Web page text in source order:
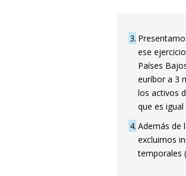
3
ese
Países
euríbor a 3
los activos
que es
4 Además de
excluimos
temporales